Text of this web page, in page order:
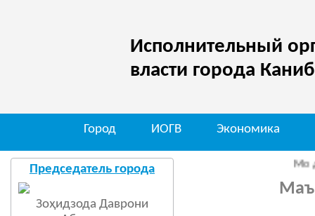
Исполнительный
власти города
Город ИОГВ Экономика
Председатель города
Зоҳидзода Даврони
Мо дар